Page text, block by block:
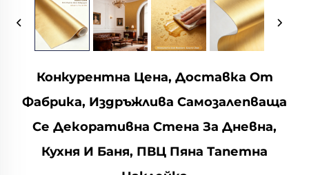
Конкурентна Цена, Доставка От
Фабрика, Издръжлива Самозалепваща
Се Декоративна Стена За Дневна,
Кухня И Баня, ПВЦ Пяна Тапетна